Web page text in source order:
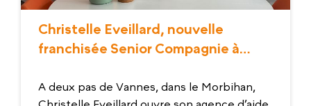
Christelle Eveillard, nouvelle
franchisée Senior Compagnie à
A deux pas de Vannes, dans le Morbihan,